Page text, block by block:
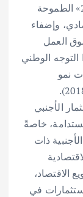
تبنت المملكة العربية السعودية «رؤية 2030» الطموحة
وإضفاء
العمل
الوطني
نمو
الأجنبي
خاصةً
الأجنبية ذات
الاقتصاد،
في